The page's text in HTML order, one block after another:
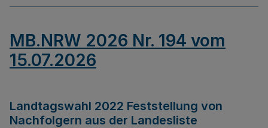
MB.NRW 2026 Nr. 194 vom
15.07.2026
Landtagswahl 2022 Feststellung von
Nachfolgern aus der Landesliste